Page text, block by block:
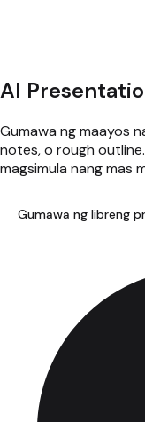
AI
Gumawa ng maayos
notes, o rough
magsimula nang mas
Gumawa ng libreng